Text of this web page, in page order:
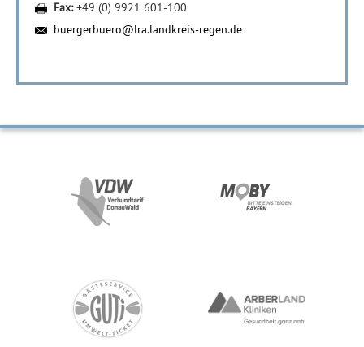
Fax:+49 (0) 9921 601-100
buergerbuero@lra.landkreis-regen.de